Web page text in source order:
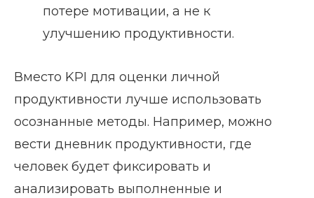
потере мотивации, а не к
улучшению продуктивности.
Вместо KPI для оценки личной
продуктивности лучше использовать
осознанные методы. Например, можно
вести дневник продуктивности, где
человек будет фиксировать и
анализировать выполненные и